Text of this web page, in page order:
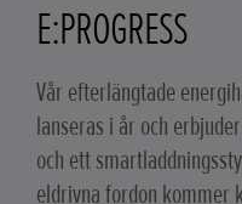
E:PROGRESS
Vår efterlängtade
lanseras i år och
och ett
eldrivna fordon kommer